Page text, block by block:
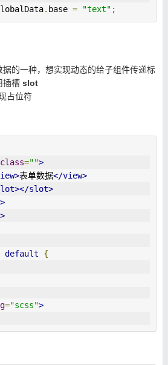
. base = "text" ;
据的一种，想实现动态的给子组件传递标
插槽 slot
占位符
class="">
表单数据</view>
slot>
default
{
="scss">